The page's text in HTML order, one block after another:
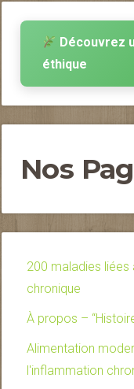
Découvrez
éthique
Nos
200 maladies liées
chronique
À propos –
Alimentation
l'inflammation